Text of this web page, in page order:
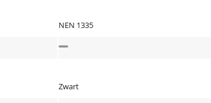
NEN 1335
Zwart